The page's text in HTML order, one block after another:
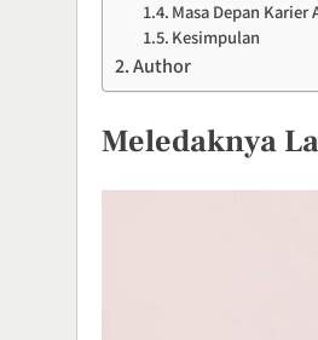
Masa Depan Karier
Kesimpulan
Author
Meledaknya